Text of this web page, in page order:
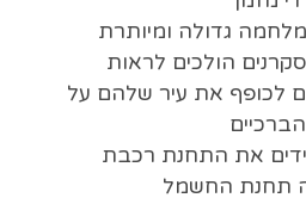
גדולה ומיותרת
הולכים לראות
לכופף את עיר שלהם על
הברכיים
את התחנת רכבת
תחנת החשמל